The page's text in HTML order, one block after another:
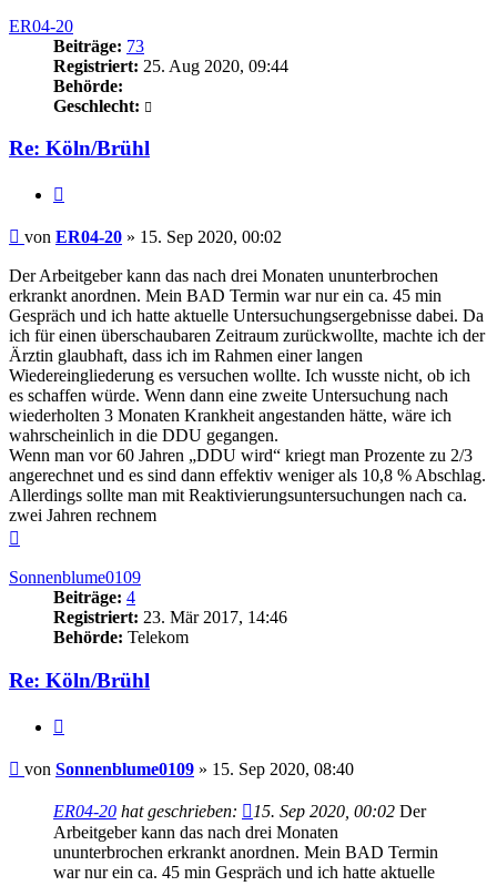
ER04-20
Beiträge: 73
Registriert: 25. Aug 2020, 09:44
Behörde:
Geschlecht:
Re: Köln/Brühl
Beitrag
von ER04-20 » 15. Sep 2020, 00:02
Der Arbeitgeber kann das nach drei Monaten ununterbrochen
erkrankt anordnen. Mein BAD Termin war nur ein ca. 45 min
Gespräch und ich hatte aktuelle Untersuchungsergebnisse dabei. Da
ich für einen überschaubaren Zeitraum zurückwollte, machte ich der
Ärztin glaubhaft, dass ich im Rahmen einer langen
Wiedereingliederung es versuchen wollte. Ich wusste nicht, ob ich
es schaffen würde. Wenn dann eine zweite Untersuchung nach
wiederholten 3 Monaten Krankheit angestanden hätte, wäre ich
wahrscheinlich in die DDU gegangen.
Wenn man vor 60 Jahren „DDU wird“ kriegt man Prozente zu 2/3
angerechnet und es sind dann effektiv weniger als 10,8 % Abschlag.
Allerdings sollte man mit Reaktivierungsuntersuchungen nach ca.
zwei Jahren rechnem
Sonnenblume0109
Beiträge: 4
Registriert: 23. Mär 2017, 14:46
Behörde: Telekom
Re: Köln/Brühl
Beitrag
von Sonnenblume0109 » 15. Sep 2020, 08:40
ER04-20 hat geschrieben: 15. Sep 2020, 00:02 Der
Arbeitgeber kann das nach drei Monaten
ununterbrochen erkrankt anordnen. Mein BAD Termin
war nur ein ca. 45 min Gespräch und ich hatte aktuelle